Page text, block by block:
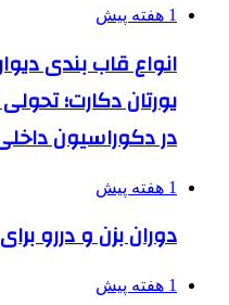
1 هفته پیش
انواع قاب بندی
یورتان دکارت؛
در دکوراسیون
1 هفته پیش
دوران بزن و دررو
1 هفته پیش